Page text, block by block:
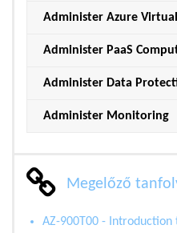
Administer Azure
Administer PaaS
Administer Data
Administer Monitoring
Megelőző
AZ-900T00 -